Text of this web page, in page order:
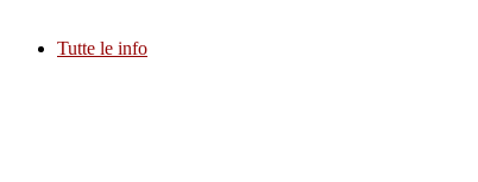
Tutte le info